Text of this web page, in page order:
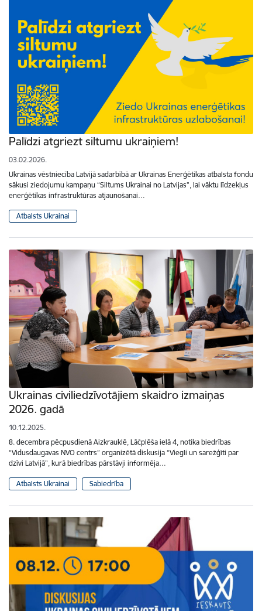
Palīdzi atgriezt siltumu ukraiņiem!
03.02.2026.
Ukrainas vēstniecība Latvijā sadarbībā ar Ukrainas Enerģētikas atbalsta fondu
sākusi ziedojumu kampaņu “Siltums Ukrainai no Latvijas”, lai vāktu līdzekļus
enerģētikas infrastruktūras atjaunošanai…
Atbalsts Ukrainai
Ukrainas civiliedzīvotājiem skaidro izmaiņas
2026. gadā
10.12.2025.
8. decembra pēcpusdienā Aizkrauklē, Lāčplēša ielā 4, notika biedrības
“Vidusdaugavas NVO centrs” organizētā diskusija “Viegli un sarežģīti par
dzīvi Latvijā”, kurā biedrības pārstāvji informēja…
Atbalsts Ukrainai Sabiedrība